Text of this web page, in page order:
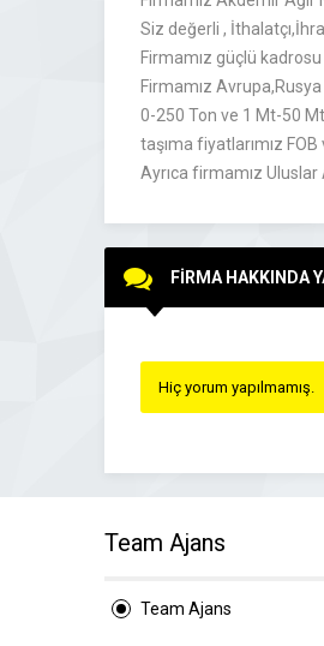
Siz değerli ,
Firmamız güçlü
Firmamız
0-250 Ton ve 1 Mt-50
taşıma fiyatlarımız
Ayrıca firmamız Uluslar
FİRMA HAKKINDA
Hiç yorum yapılmamış.
Team Ajans
Team Ajans